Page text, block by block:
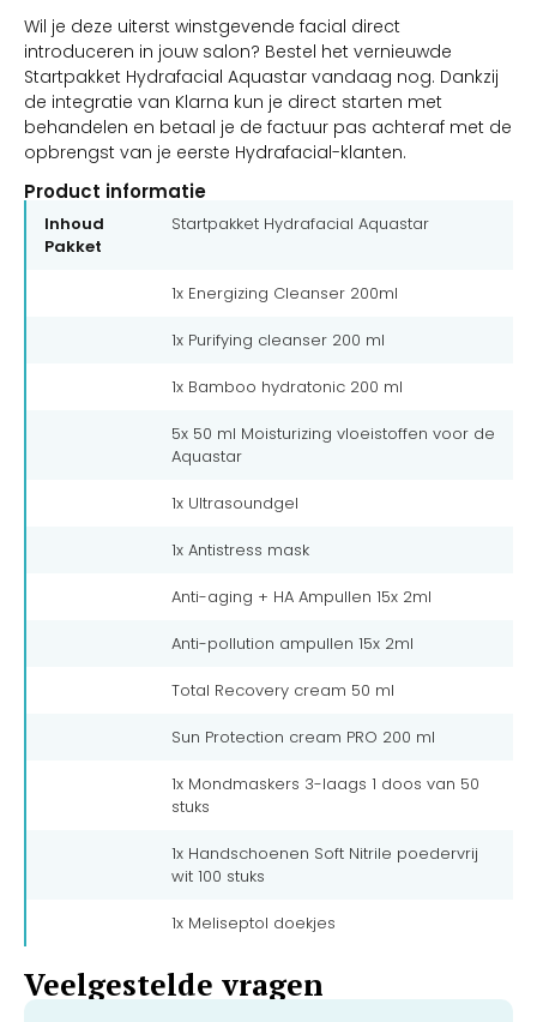
Wil je deze uiterst winstgevende facial direct
introduceren in jouw salon? Bestel het vernieuwde
Startpakket Hydrafacial Aquastar vandaag nog. Dankzij
de integratie van Klarna kun je direct starten met
behandelen en betaal je de factuur pas achteraf met de
opbrengst van je eerste Hydrafacial-klanten.
Product informatie
Inhoud
Pakket
Startpakket Hydrafacial Aquastar
1x Energizing Cleanser 200ml
1x Purifying cleanser 200 ml
1x Bamboo hydratonic 200 ml
5x 50 ml Moisturizing vloeistoffen voor de
Aquastar
1x Ultrasoundgel
1x Antistress mask
Anti-aging + HA Ampullen 15x 2ml
Anti-pollution ampullen 15x 2ml
Total Recovery cream 50 ml
Sun Protection cream PRO 200 ml
1x Mondmaskers 3-laags 1 doos van 50
stuks
1x Handschoenen Soft Nitrile poedervrij
wit 100 stuks
1x Meliseptol doekjes
Veelgestelde vragen